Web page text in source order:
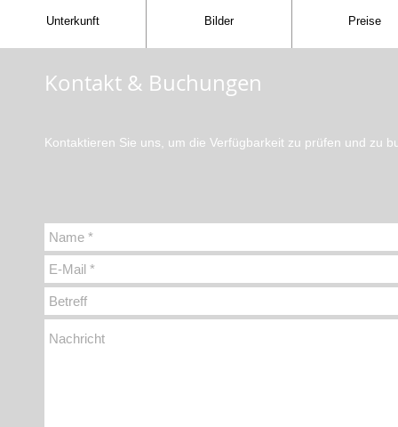
Unterkunft Bilder Preise
Kontakt & Buchungen
Kontaktieren Sie uns, um die Verfügbarkeit zu prüfen und zu